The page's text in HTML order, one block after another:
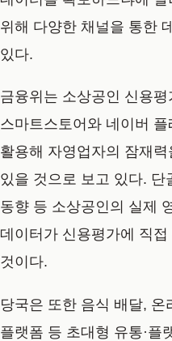
위해 다양한 채널을 통한
있다.
금융위는 소상공인 신용평
스마트스토어와 네이버
활용해 자영업자의 잠재
있을 것으로 보고 있다.
동향 등 소상공인의 실제
데이터가 신용평가에 직
것이다.
당국은 또한 음식 배달, 온
플랫폼 등 초대형 유통·플